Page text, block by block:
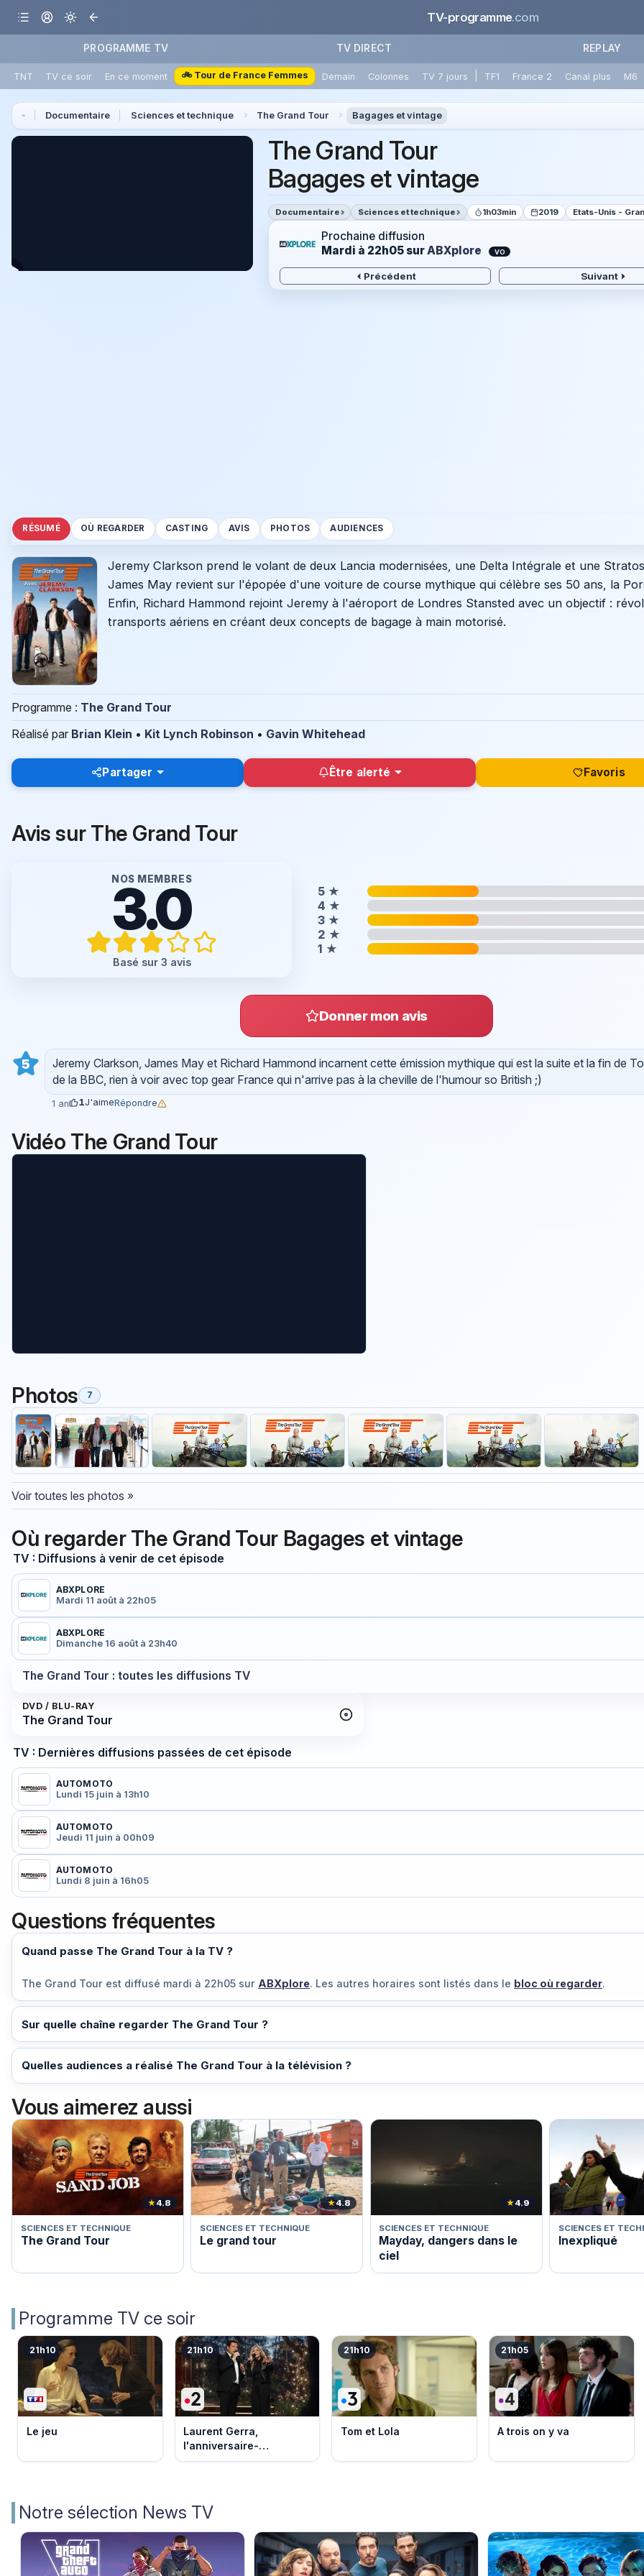
TV-programme.com
PROGRAMME TV TV DIRECT REPLAY
TNT TV ce soir En ce moment 🚲 Tour de France Femmes Demain Colonnes TV 7 jours TF1 France 2 Canal plus M6
Documentaire Sciences et technique The Grand Tour Bagages et vintage
The Grand Tour
Bagages et vintage
Documentaire Sciences et technique 1h03min 2019 Etats-Unis -
Prochaine diffusion
Mardi à 22h05 surABXplore VO
Précédent Suivant
RÉSUMÉ OÙ REGARDER CASTING AVIS PHOTOS AUDIENCES
Jeremy Clarkson prend le volant de deux Lancia modernisées, une Delta Intégrale et une
James May revient sur l'épopée d'une voiture de course mythique qui célèbre ses 50 ans, la
Enfin, Richard Hammond rejoint Jeremy à l'aéroport de Londres Stansted avec un objectif :
transports aériens en créant deux concepts de bagage à main motorisé.
Programme : The Grand Tour
Réalisé par Brian Klein • Kit Lynch Robinson • Gavin Whitehead
Partager Être alerté Favoris
Avis sur The Grand Tour
NOS MEMBRES
3.0
Basé sur 3 avis
5 ★
4 ★
3 ★
2 ★
1 ★
Donner mon avis
5
Jeremy Clarkson, James May et Richard Hammond incarnent cette émission mythique qui est la suite et la fin de
de la BBC, rien à voir avec top gear France qui n'arrive pas à la cheville de l'humour so British ;)
1 an 1J'aimeRépondre
Vidéo The Grand Tour
Photos 7
Voir toutes les photos »
Où regarder The Grand Tour Bagages et vintage
TV : Diffusions à venir de cet épisode
ABXPLORE
Mardi 11 août à 22h05
ABXPLORE
Dimanche 16 août à 23h40
The Grand Tour : toutes les diffusions TV
DVD / BLU-RAY
The Grand Tour
TV : Dernières diffusions passées de cet épisode
AUTOMOTO
Lundi 15 juin à 13h10
AUTOMOTO
Jeudi 11 juin à 00h09
AUTOMOTO
Lundi 8 juin à 16h05
Questions fréquentes
Quand passe The Grand Tour à la TV ?
The Grand Tour est diffusé mardi à 22h05 sur ABXplore. Les autres horaires sont listés dans le bloc où regarder.
Sur quelle chaîne regarder The Grand Tour ?
Quelles audiences a réalisé The Grand Tour à la télévision ?
Vous aimerez aussi
★4.8
SCIENCES ET TECHNIQUE
The Grand Tour
★4.8
SCIENCES ET TECHNIQUE
Le grand tour
★4.9
SCIENCES ET TECHNIQUE
Mayday, dangers dans le
ciel
SCIENCES ET
Inexpliqué
Programme TV ce soir
21h10
Le jeu
21h10
Laurent Gerra,
l'anniversaire-
événement
21h10
Tom et Lola
21h05
A trois on y va
Notre sélection News TV